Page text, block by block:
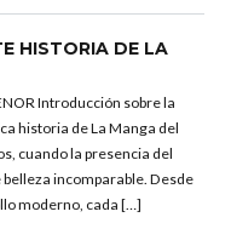
HISTORIA DE LA
Introducción sobre la
historia de La Manga del
cuando la presencia del
incomparable. Desde
moderno, cada […]